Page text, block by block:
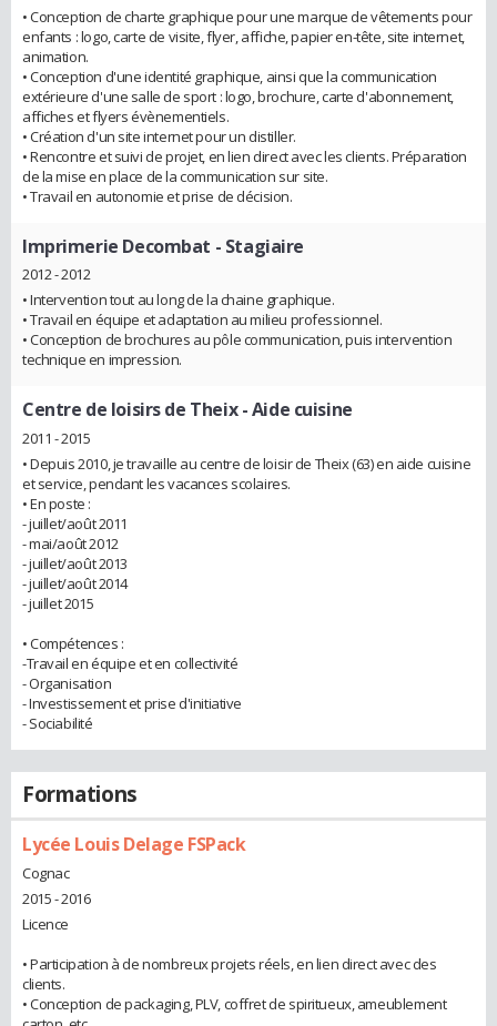
• Conception de charte graphique pour une marque de vêtements pour
enfants : logo, carte de visite, flyer, affiche, papier en-tête, site internet,
animation.
• Conception d'une identité graphique, ainsi que la communication
extérieure d'une salle de sport : logo, brochure, carte d'abonnement,
affiches et flyers évènementiels.
• Création d'un site internet pour un distiller.
• Rencontre et suivi de projet, en lien direct avec les clients. Préparation
de la mise en place de la communication sur site.
• Travail en autonomie et prise de décision.
Imprimerie Decombat - Stagiaire
2012 - 2012
• Intervention tout au long de la chaine graphique.
• Travail en équipe et adaptation au milieu professionnel.
• Conception de brochures au pôle communication, puis intervention
technique en impression.
Centre de loisirs de Theix- Aide cuisine
2011 - 2015
• Depuis 2010, je travaille au centre de loisir de Theix (63) en aide cuisine
et service, pendant les vacances scolaires.
• En poste :
- juillet/août 2011
- mai/août 2012
- juillet/août 2013
- juillet/août 2014
- juillet 2015
• Compétences :
-Travail en équipe et en collectivité
- Organisation
- Investissement et prise d'initiative
- Sociabilité
Formations
Lycée Louis Delage FSPack
Cognac
2015 - 2016
Licence
• Participation à de nombreux projets réels, en lien direct avec des
clients.
• Conception de packaging, PLV, coffret de spiritueux, ameublement